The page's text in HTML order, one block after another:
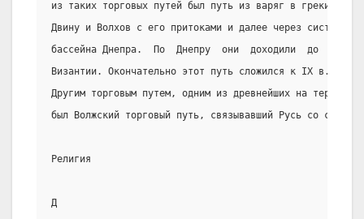
из таких торговых путей был путь из варяг в греки".
Двину и Волхов с его притоками и далее через систему
бассейна Днепра.  По  Днепру  они  доходили  до
Византии. Окончательно этот путь сложился к IX в.
Другим торговым путем, одним из древнейших на
был Волжский торговый путь, связывавший Русь со
Религия
Д